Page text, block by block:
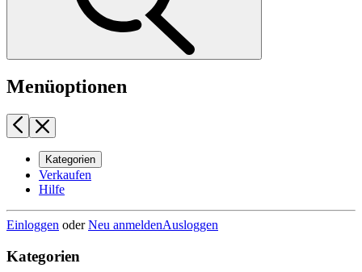
Menüoptionen
Kategorien
Verkaufen
Hilfe
Einloggen oderNeu anmeldenAusloggen
Kategorien